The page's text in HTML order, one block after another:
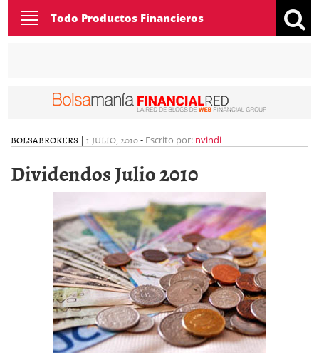
Toggle
navigation
Todo Productos Financieros
BOLSABROKERS | 1 JULIO, 2010- Escrito por: nvindi
Dividendos Julio 2010